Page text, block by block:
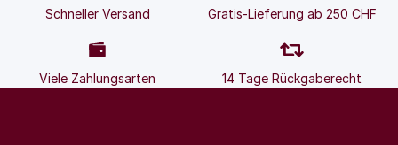
Schneller Versand Gratis-Lieferung ab 250 CHF
Viele Zahlungsarten 14 Tage Rückgaberecht